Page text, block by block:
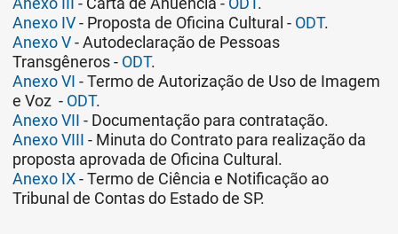
Anexo IV- Proposta de Oficina Cultural - ODT.
Anexo V- Autodeclaração de Pessoas
Transgêneros - ODT.
Anexo VI - Termo de Autorização de Uso de Imagem
e Voz - ODT.
Anexo VII - Documentação para contratação.
Anexo VIII - Minuta do Contrato para realização da
proposta aprovada de Oficina Cultural.
Anexo IX- Termo de Ciência e Notificação ao
Tribunal de Contas do Estado de SP.